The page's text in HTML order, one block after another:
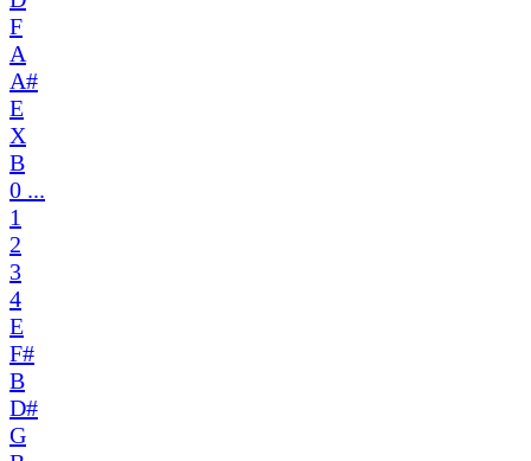
F
A
A#
E
X
B
0 ...
1
2
3
4
E
F#
B
D#
G